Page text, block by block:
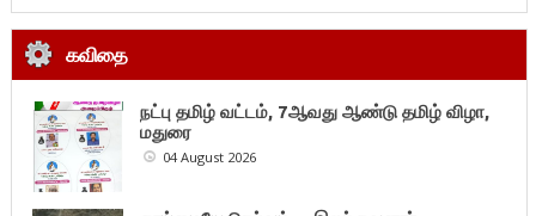
கவிதை
நட்பு தமிழ் வட்டம், 7ஆவது ஆண்டு தமிழ் விழா,
மதுரை
04 August 2026